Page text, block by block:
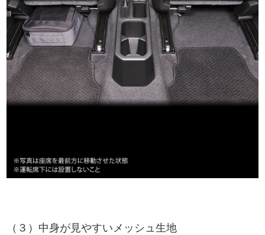
（３）中身が見やすいメッシュ生地